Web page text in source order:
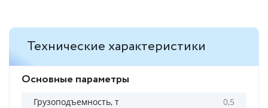
Технические характеристики
Основные параметры
Грузоподъемность, т 0,5